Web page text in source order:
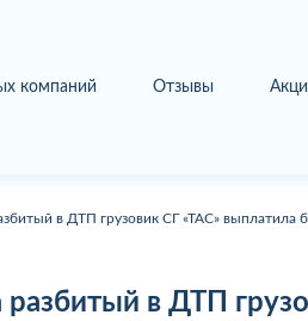
компаний Отзывы
в ДТП грузовик СГ «ТАС» выплатила
разбитый в ДТП